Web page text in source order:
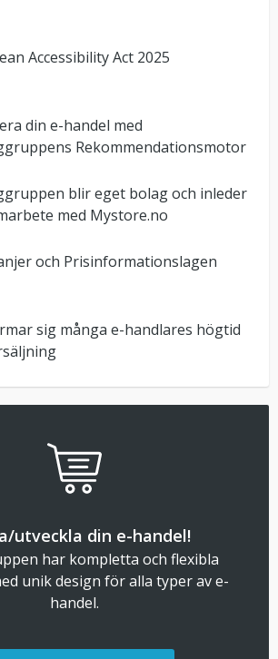
Accessibility Act 2025
din e-handel med
Rekommendationsmotor
blir eget bolag och inleder
med Mystore.no
och Prisinformationslagen
sig många e-handlares högtid
utveckla din e-handel!
har kompletta och flexibla
unik design för alla typer av e-
handel.